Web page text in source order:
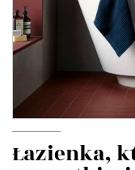
Łazienka,